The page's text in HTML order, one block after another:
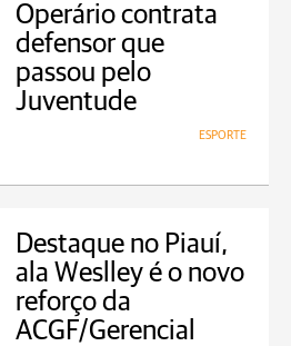
Operário contrata
defensor que
passou pelo
Juventude
ESPORTE
Destaque no Piauí,
ala Weslley é o novo
reforço da
ACGF/Gerencial